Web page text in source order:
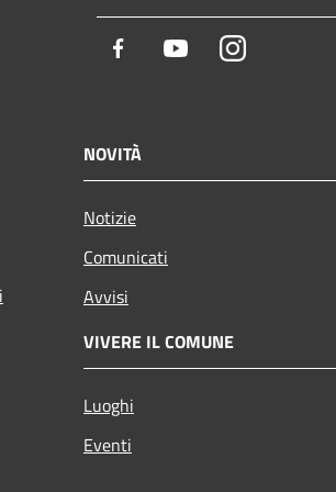
Facebook YoutubeInstagram
NOVITÀ
Notizie
Comunicati
Avvisi
VIVERE IL COMUNE
Luoghi
Eventi